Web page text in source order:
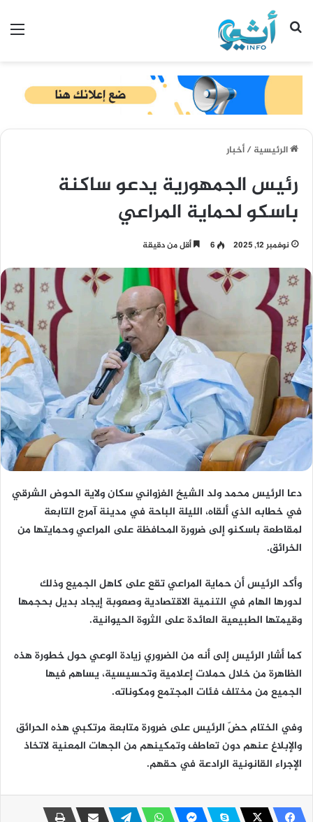
بحث عن
الرئيسية/أخبار
رئيس الجمهورية يدعو ساكنة
باسكو لحماية المراعي
نوفمبر 12, 2025 6 أقل من دقيقة
دعا الرئيس محمد ولد الشيخ الغزواني سكان ولاية الحوض الشرقي
في خطابه الذي ألقاه، الليلة الباحة في مدينة آمرج التابعة
لمقاطعة باسكنو إلى ضرورة المحافظة على المراعي وحمايتها من
الخرائق.
وأكد الرئيس أن حماية المراعي تقع على كاهل الجميع وذلك
لدورها الهام في التنمية الاقتصادية وصعوبة إيجاد بديل بحجمها
وقيمتها الطبيعية العائدة على الثروة الحيوانية.
كما أشار الرئيس إلى أنه من الضروري زيادة الوعي حول خطورة هذه
الظاهرة من خلال حملات إعلامية وتحسيسية، يساهم فيها
الجميع من مختلف فئات المجتمع ومكوناته.
وفي الختام حضّ الرئيس على ضرورة متابعة مرتكبي هذه الحرائق
والإبلاغ عنهم دون تعاطف وتمكينهم من الجهات المعنية لاتخاذ
الإجراء القانونية الرادعة في حقهم.